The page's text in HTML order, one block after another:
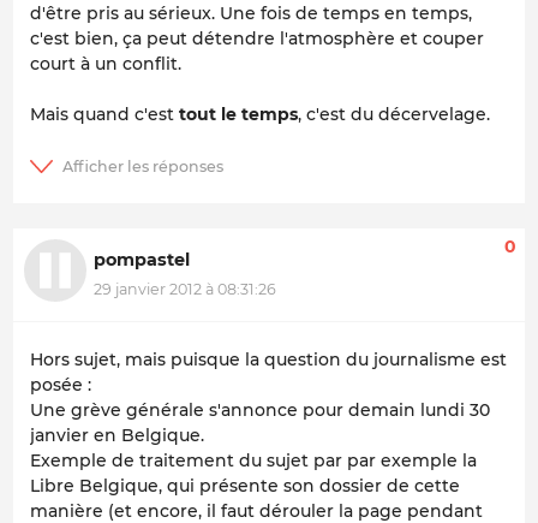
d'être pris au sérieux. Une fois de temps en temps,
c'est bien, ça peut détendre l'atmosphère et couper
court à un conflit.
Mais quand c'est tout le temps, c'est du décervelage.
pompastel
29 janvier 2012 à 08:31:26
0
Hors sujet, mais puisque la question du journalisme est
posée :
Une grève générale s'annonce pour demain lundi 30
janvier en Belgique.
Exemple de traitement du sujet par par exemple la
Libre Belgique, qui présente son dossier de cette
manière (et encore, il faut dérouler la page pendant